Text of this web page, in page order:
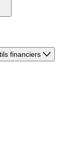
financiers